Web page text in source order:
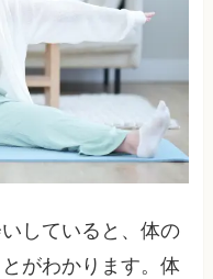
していると、体の
がわかります。体